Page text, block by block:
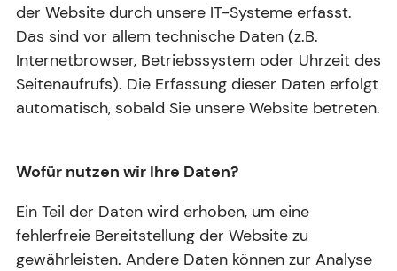
der Website durch unsere IT-Systeme erfasst.
Das sind vor allem technische Daten (z.B.
Internetbrowser, Betriebssystem oder Uhrzeit des
Seitenaufrufs). Die Erfassung dieser Daten erfolgt
automatisch, sobald Sie unsere Website betreten.
Wofür nutzen wir Ihre Daten?
Ein Teil der Daten wird erhoben, um eine
fehlerfreie Bereitstellung der Website zu
gewährleisten. Andere Daten können zur Analyse